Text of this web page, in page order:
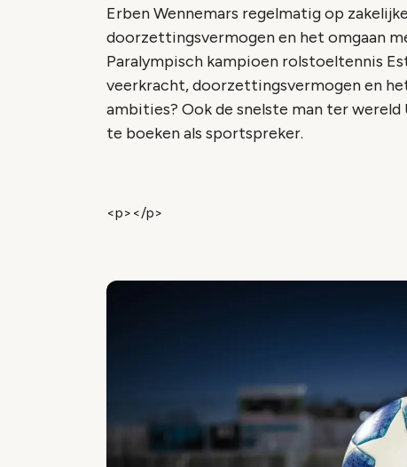
Erben Wennemars regelmatig op
doorzettingsvermogen en het omgaan
Paralympisch kampioen rolstoeltennis
veerkracht, doorzettingsvermogen en
ambities? Ook de snelste man ter
te boeken als sportspreker.
<p></p>